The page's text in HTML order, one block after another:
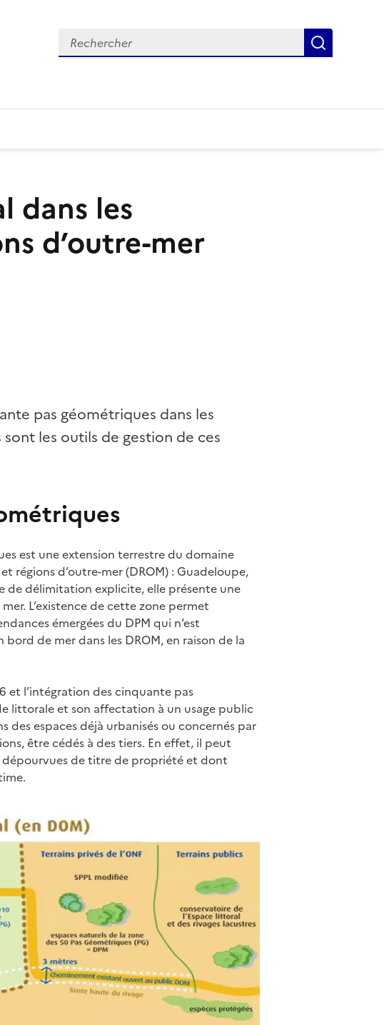
dans les
d’outre-mer
pas géométriques dans les
les outils de gestion de ces
est une extension terrestre du domaine
régions d’outre-mer (DROM) : Guadeloupe,
de délimitation explicite, elle présente une
L’existence de cette zone permet
émergées du DPM qui n’est
de mer dans les DROM, en raison de la
et l’intégration des cinquante pas
littorale et son affectation à un usage public
des espaces déjà urbanisés ou concernés par
être cédés à des tiers. En effet, il peut
dépourvues de titre de propriété et dont